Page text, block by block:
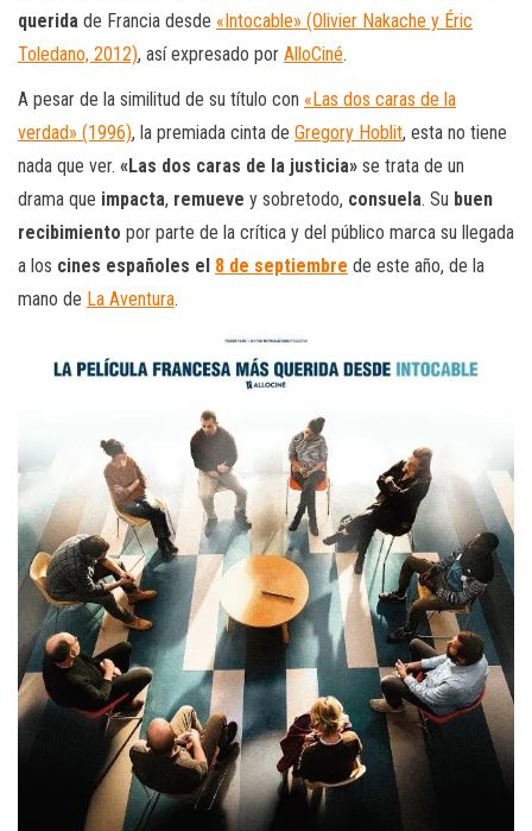
querida de Francia desde «Intocable» (Olivier Nakache y Éric
Toledano, 2012), así expresado por AlloCiné.
A pesar de la similitud de su título con «Las dos caras de la
verdad» (1996), la premiada cinta de Gregory Hoblit, esta no tiene
nada que ver. «Las dos caras de la justicia» se trata de un
drama que impacta, remueve y sobretodo, consuela. Su buen
recibimiento por parte de la crítica y del público marca su llegada
a los cines españoles el 8 de septiembre de este año, de la
mano de La Aventura.